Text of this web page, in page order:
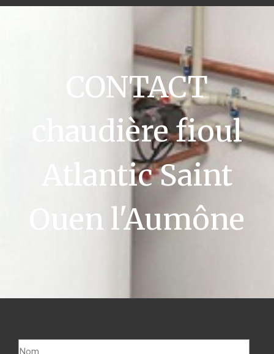
CONTACT
chaudière fioul
Atlantic Saint
Ouen l'Aumône